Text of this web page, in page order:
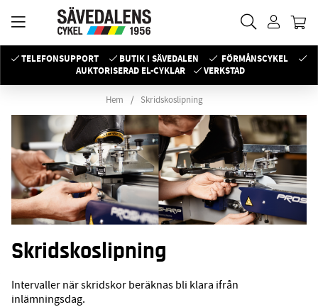
TELEFONSUPPORT BUTIK I SÄVEDALEN
FÖRMÅNSCYKEL
AUKTORISERAD EL-CYKLAR
VERKSTAD
Hem Skridskoslipning
Skridskoslipning
Intervaller när skridskor beräknas bli klara ifrån
inlämningsdag.